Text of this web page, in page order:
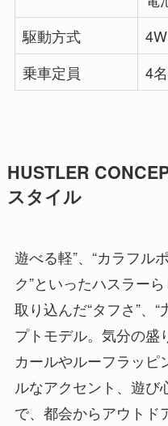
駆動方式
乗車定員
4名
HUSTLER
スタイル
遊べる軽”、“カラフル
ク”といったハスラー
取り込んだ“タフさ”、
プトモデル。気分の盛
カールやルーフラッピ
ルなアクセント、遊び
で、都会からアウトド